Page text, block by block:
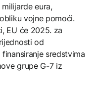
eura,
vojne pomoći.
EU će 2025. za
od
sredstvima
grupe G-7 iz